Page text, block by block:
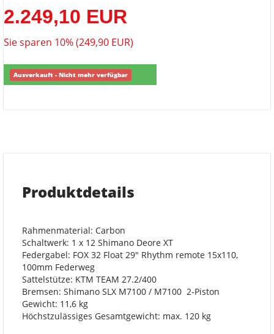
2.249,10 EUR
Sie sparen 10% (249,90 EUR)
Ausverkauft - Nicht mehr verfügbar
Produktdetails
Rahmenmaterial: Carbon
Schaltwerk: 1 x 12 Shimano Deore XT
Federgabel: FOX 32 Float 29" Rhythm remote 15x110,
100mm Federweg
Sattelstütze: KTM TEAM 27.2/400
Bremsen: Shimano SLX M7100 / M7100 2-Piston
Gewicht: 11,6 kg
Höchstzulässiges Gesamtgewicht: max. 120 kg